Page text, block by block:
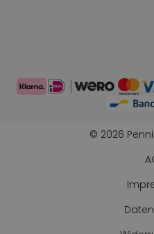
Telefonische
Persönliche Beratung:
© 2026